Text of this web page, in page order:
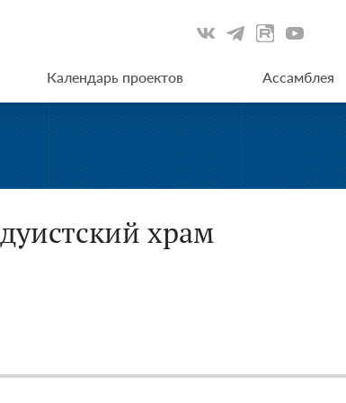
Календарь проектов Ассамблея
храм